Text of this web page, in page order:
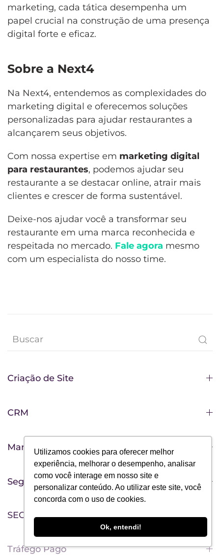
Utilizamos cookies para oferecer melhor
experiência, melhorar o desempenho, analisar
como você interage em nosso site e
personalizar conteúdo. Ao utilizar este site, você
concorda com o uso de cookies.
Ok, entendi!
marketing, cada tática desempenha um
papel crucial na construção de uma presença
digital forte e eficaz.
Sobre a Next4
Na Next4, entendemos as complexidades do
marketing digital e oferecemos soluções
personalizadas para ajudar restaurantes a
alcançarem seus objetivos.
Com nossa expertise em marketing digital
para restaurantes, podemos ajudar seu
restaurante a se destacar online, atrair mais
clientes e crescer de forma sustentável.
Deixe-nos ajudar você a transformar seu
restaurante em uma marca reconhecida e
respeitada no mercado. Fale agora mesmo
com um especialista do nosso time.
Criação de Site
CRM
Marketing Digital
Segmentos de mercado
SEO
Tráfego Pago